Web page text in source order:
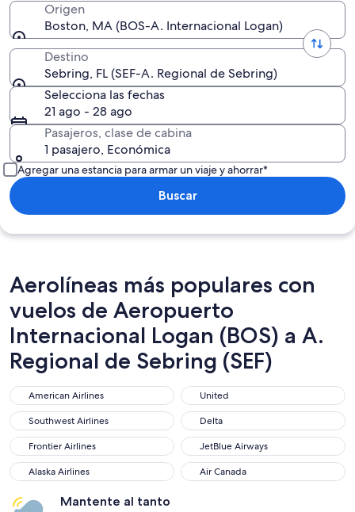
Origen
Boston, MA (BOS-A. Internacional Logan)
Destino
Sebring, FL (SEF-A. Regional de Sebring)
Selecciona las fechas
21 ago - 28 ago
Pasajeros, clase de cabina
1 pasajero, Económica
Agregar una estancia para armar un viaje y ahorrar*
Buscar
Aerolíneas más populares con
vuelos de Aeropuerto
Internacional Logan (BOS) a A.
Regional de Sebring (SEF)
American Airlines
American Airlines United
United
Southwest Airlines
Southwest Airlines Delta
Delta
Frontier Airlines
Frontier Airlines JetBlue Airways
JetBlue Airways
Alaska Airlines
Alaska Airlines Air Canada
Air Canada
Mantente al tanto